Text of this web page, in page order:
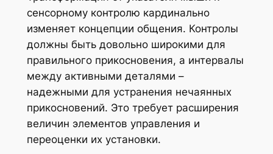
сенсорному контролю кардинально
изменяет концепции общения. Контролы
должны быть довольно широкими для
правильного прикосновения, а интервалы
между активными деталями –
надежными для устранения нечаянных
прикосновений. Это требует расширения
величин элементов управления и
переоценки их установки.